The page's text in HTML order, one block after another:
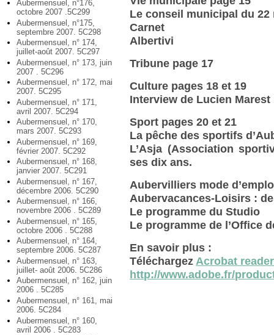
Aubermensuel, n°176,
octobre 2007 .5C299
Aubermensuel, n°175,
septembre 2007. 5C298
Aubermensuel, n° 174,
juillet-août 2007. 5C297
Aubermensuel, n° 173, juin
2007 . 5C296
Aubermensuel, n° 172, mai
2007. 5C295
Aubermensuel, n° 171,
avril 2007. 5C294
Aubermensuel, n° 170,
mars 2007. 5C293
Aubermensuel, n° 169,
février 2007. 5C292
Aubermensuel, n° 168,
janvier 2007. 5C291
Aubermensuel, n° 167,
décembre 2006. 5C290
Aubermensuel, n° 166,
novembre 2006 . 5C289
Aubermensuel, n° 165,
octobre 2006 . 5C288
Aubermensuel, n° 164,
septembre 2006. 5C287
Aubermensuel, n° 163,
juillet- août 2006. 5C286
Aubermensuel, n° 162, juin
2006 . 5C285
Aubermensuel, n° 161, mai
2006. 5C284
Aubermensuel, n° 160,
avril 2006 . 5C283
Le conseil municipal du 22
Carnet
Albertivi
Tribune page 17
Culture pages 18 et 19
Interview de Lucien
Sport pages 20 et 21
La pêche des sportifs
L’Asja (Association
ses dix ans.
Aubervilliers mode
Aubervacances-Loisirs :
Le programme du Studio
Le programme de l’Office
En savoir plus :
TéléchargezAcrobat reader
http://www.adobe.fr/